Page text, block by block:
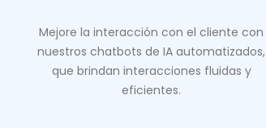
Mejore la interacción con el cliente con
nuestros chatbots de IA automatizados,
que brindan interacciones fluidas y
eficientes.